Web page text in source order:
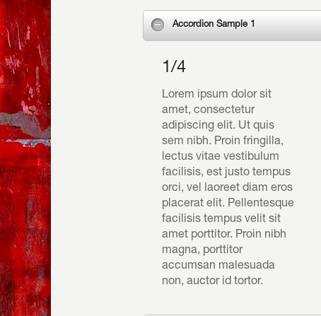
Accordion Sample 1
1/4
Lorem ipsum dolor sit
amet, consectetur
adipiscing elit. Ut quis
sem nibh. Proin fringilla,
lectus vitae vestibulum
facilisis, est justo tempus
orci, vel laoreet diam eros
placerat elit. Pellentesque
facilisis tempus velit sit
amet porttitor. Proin nibh
magna, porttitor
accumsan malesuada
non, auctor id tortor.